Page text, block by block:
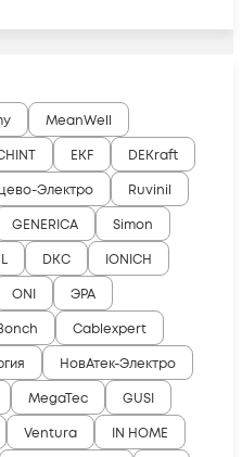
MeanWell
EKF
DEKraft
Электро
Ruvinil
GENERICA
Simon
DKC
IONICH
ONI
ЭРА
Cablexpert
НовАтек-Электро
MegaTec
GUSI
Ventura
IN HOME